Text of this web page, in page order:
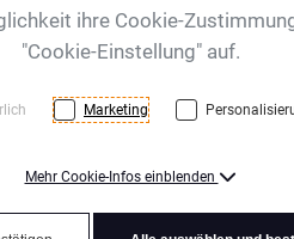
Sportbeutel
Kordelzug.
ihre Cookie-
"Cookie-Einstellung" auf.
Marketing
Mehr Cookie-Infos einblenden